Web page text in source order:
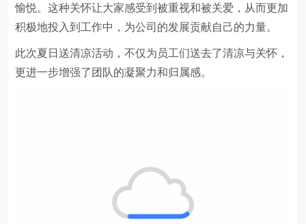
愉悦。这种关怀让大家感受到被重视和被关爱，从而更加
积极地投入到工作中，为公司的发展贡献自己的力量。
此次夏日送清凉活动，不仅为员工们送去了清凉与关怀，
更进一步增强了团队的凝聚力和归属感。